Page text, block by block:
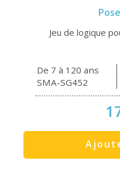
Jeu de logique
De 7 à 120 ans
SMA-SG452